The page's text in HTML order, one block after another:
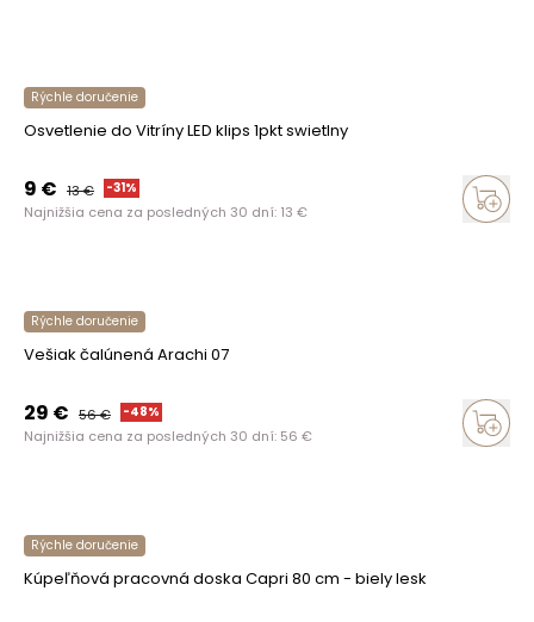
Rýchle doručenie
Osvetlenie do Vitríny LED klips 1pkt swietlny
9 € 13€ -31%
Najnižšia cena za posledných 30 dní: 13 €
Rýchle doručenie
Vešiak čalúnená Arachi 07
29 € 56€ -48%
Najnižšia cena za posledných 30 dní: 56 €
Rýchle doručenie
Kúpeľňová pracovná doska Capri 80 cm - biely lesk